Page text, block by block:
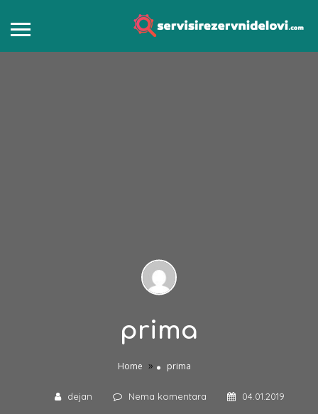
prima
Home » prima
dejan Nema komentara 04.01.2019